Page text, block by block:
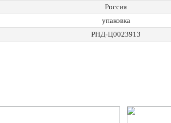
Россия
упаковка
РНД-Ц0023913